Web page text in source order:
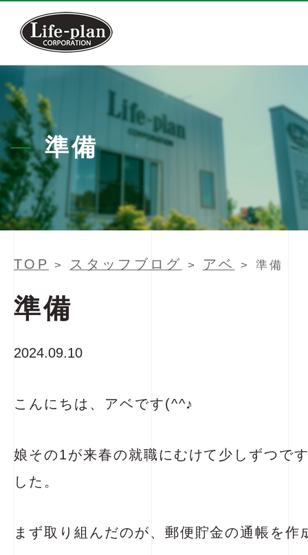
準備
TOP > スタッフブログ > アベ > 準備
準備
2024.09.10
こんにちは、アベです(^^♪
娘その1が来春の就職にむけて少しずつで
した。
まず取り組んだのが、郵便貯金の通帳を作